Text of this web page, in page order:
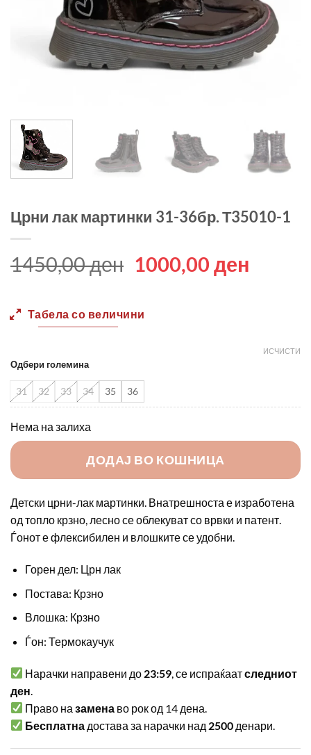
Црни лак мартинки 31-36бр. Т35010-1
1450,00ден Original
1450,00 ден.
1000,00 ден
Табела со величини
Одбери големина
31 32 33 34 35 36
ИСЧИСТИ
Нема на залиха
ДОДАЈ ВО КОШНИЦА
Детски црни-лак мартинки. Внатрешноста е изработена
од топло крзно, лесно се облекуват со врвки и патент.
Ѓонот е флексибилен и влошките се удобни.
Горен дел: Црн лак
Постава: Крзно
Влошка: Крзно
Ѓон: Термокаучук
Нарачки направени до 23:59 , се испраќаатследниот
ден
Право назамена во рок од 14 дена.
Бесплатна достава за нарачки над 2500 денари.